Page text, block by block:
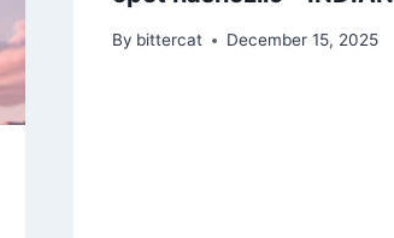
By bittercat December 15, 2025